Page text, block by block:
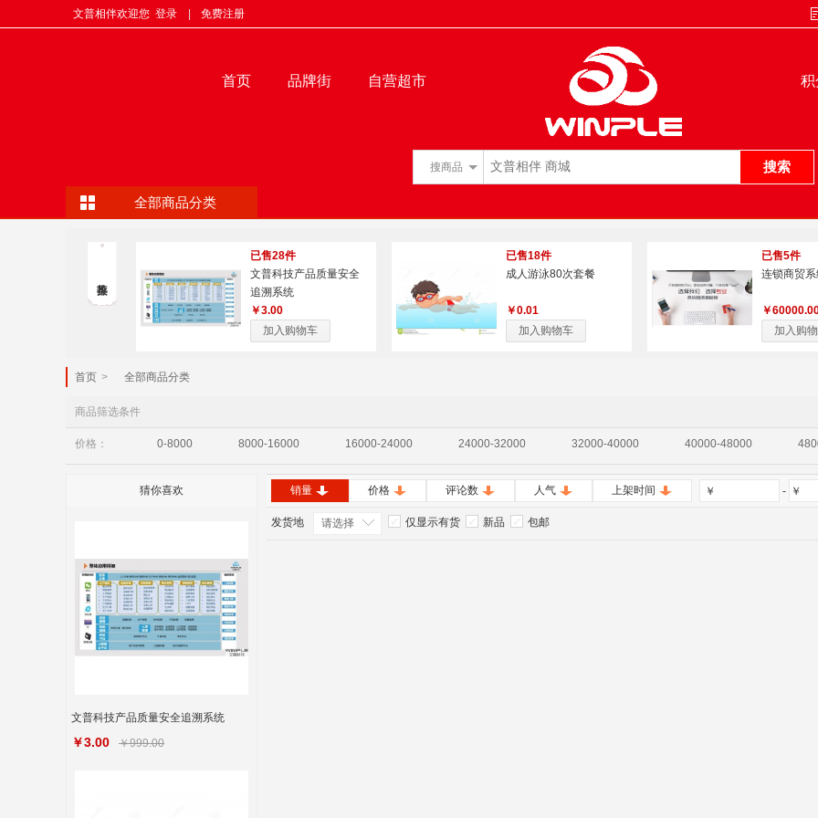
文普相伴欢迎您 登录 免费注册
首页 品牌街 自营超市 积
搜商品 搜索
全部商品分类
已售28件
文普科技产品质量安全
追溯系统
￥3.00
加入购物车
已售18件
成人游泳80次套餐
￥0.01
加入购物车
已售5件
连锁商贸
￥
加入购
首页 > 全部商品分类
商品筛选条件
价格： 0-8000 8000-16000 16000-24000 24000-32000 32000-40000 40000-48000
猜你喜欢
文普科技产品质量安全追溯系统
￥3.00 ￥999.00
销量 价格 评论数 人气 上架时间 ￥ ￥
-
发货地 请选择 仅显示有货 新品 包邮